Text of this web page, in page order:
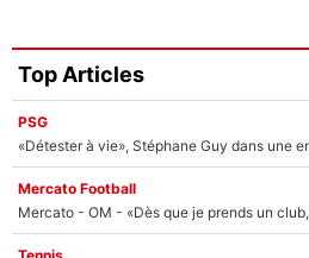
Top Articles
PSG
«Détester à vie», Stéphane Guy dans une
Mercato Football